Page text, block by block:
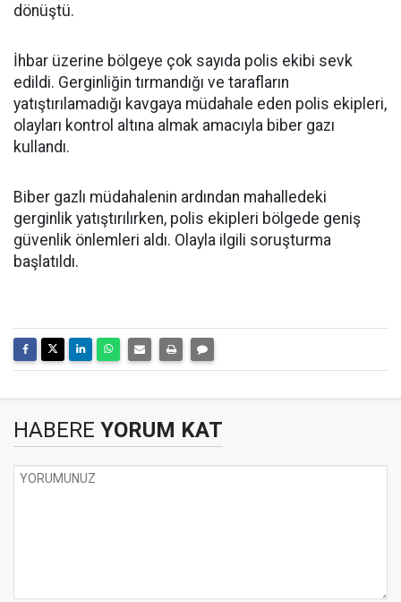
dönüştü.
İhbar üzerine bölgeye çok sayıda polis ekibi sevk
edildi. Gerginliğin tırmandığı ve tarafların
yatıştırılamadığı kavgaya müdahale eden polis ekipleri,
olayları kontrol altına almak amacıyla biber gazı
kullandı.
Biber gazlı müdahalenin ardından mahalledeki
gerginlik yatıştırılırken, polis ekipleri bölgede geniş
güvenlik önlemleri aldı. Olayla ilgili soruşturma
başlatıldı.
HABERE YORUM KAT